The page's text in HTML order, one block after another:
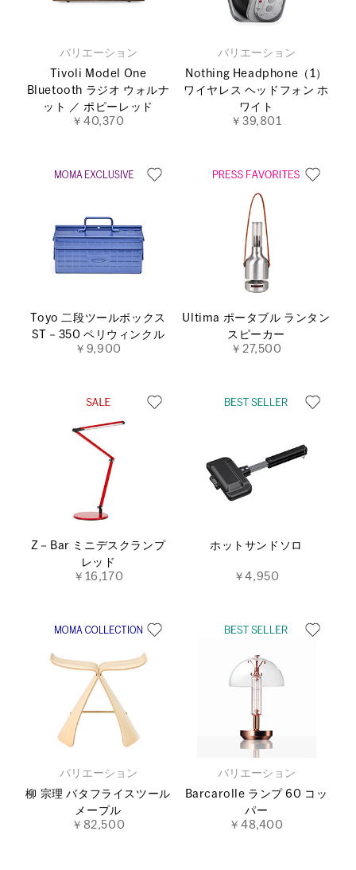
バリエーション
Tivoli Model One
Bluetooth ラジオ ウォルナ
ット ／ ポピーレッド
￥40,370
バリエーション
Nothing Headphone（1）
ワイヤレス ヘッドフォン ホ
ワイト
￥39,801
Toyo 二段ツールボックス
ST－350 ペリウィンクル
￥9,900
Ultima ポータブル ランタン
スピーカー
￥27,500
Z－Bar ミニデスクランプ
レッド
￥16,170
ホットサンドソロ
￥4,950
バリエーション
柳 宗理 バタフライスツール
メープル
￥82,500
バリエーション
Barcarolle ランプ 60 コッ
パー
￥48,400